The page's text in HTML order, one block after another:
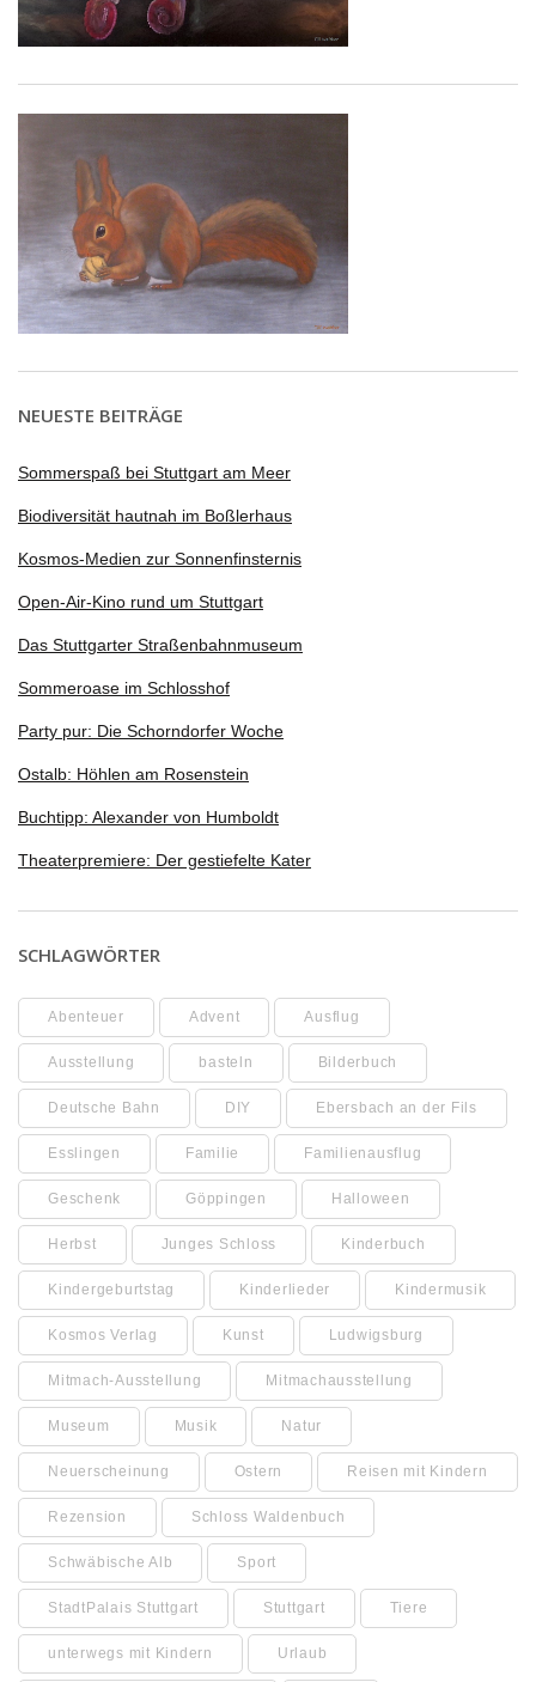
NEUESTE BEITRÄGE
Sommerspaß bei Stuttgart am Meer
Biodiversität hautnah im Boßlerhaus
Kosmos-Medien zur Sonnenfinsternis
Open-Air-Kino rund um Stuttgart
Das Stuttgarter Straßenbahnmuseum
Sommeroase im Schlosshof
Party pur: Die Schorndorfer Woche
Ostalb: Höhlen am Rosenstein
Buchtipp: Alexander von Humboldt
Theaterpremiere: Der gestiefelte Kater
SCHLAGWÖRTER
Abenteuer Advent Ausflug
Ausstellung basteln Bilderbuch
Deutsche Bahn DIY Ebersbach an der Fils
Esslingen Familie Familienausflug
Geschenk Göppingen Halloween
Herbst Junges Schloss Kinderbuch
Kindergeburtstag Kinderlieder Kindermusik
Kosmos Verlag Kunst Ludwigsburg
Mitmach-Ausstellung Mitmachausstellung
Museum Musik Natur
Neuerscheinung Ostern Reisen mit Kindern
Rezension Schloss Waldenbuch
Schwäbische Alb Sport
StadtPalais Stuttgart Stuttgart Tiere
unterwegs mit Kindern Urlaub